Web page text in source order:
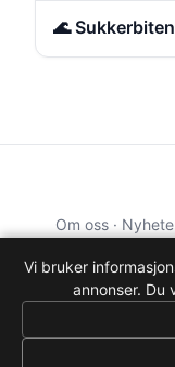
🌊
Om oss ·
Data from TMDB,
Vi bruker
annonser. Du